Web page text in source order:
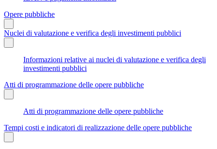
Opere pubbliche
Nuclei di valutazione e verifica degli investimenti pubblici
Informazioni relative ai nuclei di valutazione e verifica degli
investimenti pubblici
Atti di programmazione delle opere pubbliche
Atti di programmazione delle opere pubbliche
Tempi costi e indicatori di realizzazione delle opere pubbliche